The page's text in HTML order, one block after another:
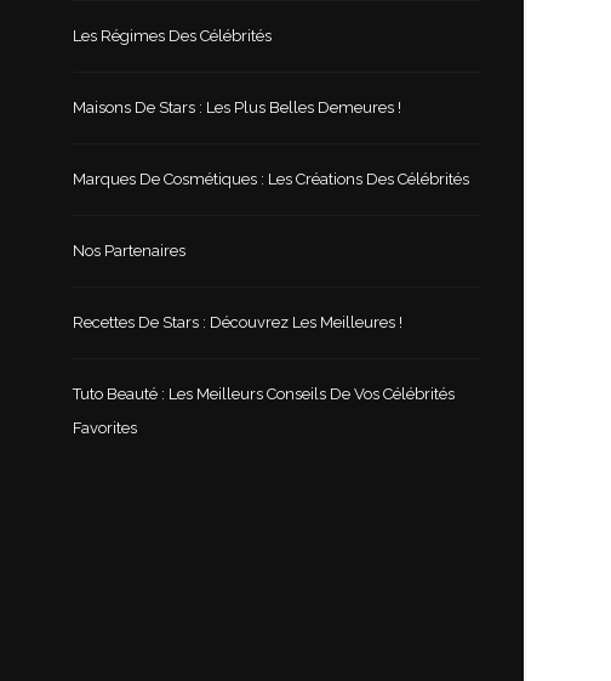
Les Régimes Des Célébrités
Maisons De Stars : Les Plus Belles Demeures !
Marques De Cosmétiques : Les Créations Des Célébrités
Nos Partenaires
Recettes De Stars : Découvrez Les Meilleures !
Tuto Beauté : Les Meilleurs Conseils De Vos Célébrités
Favorites